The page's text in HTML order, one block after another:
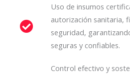
Uso de insumos
autorización sanitaria,
seguridad,
seguras y confiables.
Control efectivo y